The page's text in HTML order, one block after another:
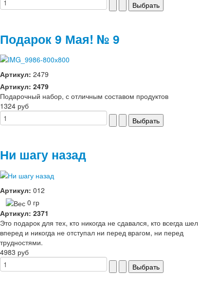
Подарок 9 Мая! № 9
Артикул: 2479
Артикул: 2479
Подарочный набор, с отличным составом продуктов
1324 руб
Ни шагу назад
Артикул: 012
0 гр
Артикул: 2371
Это подарок для тех, кто никогда не сдавался, кто всегда шел
вперед и никогда не отступал ни перед врагом, ни перед
трудностями.
4983 руб